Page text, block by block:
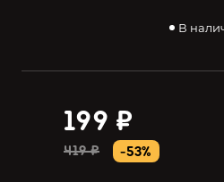
В
199 ₽
419 ₽ -53%